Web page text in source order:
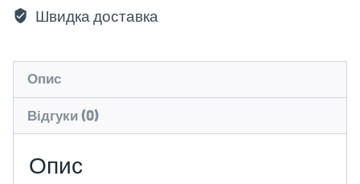
Швидка доставка
Опис
Відгуки (0)
Опис